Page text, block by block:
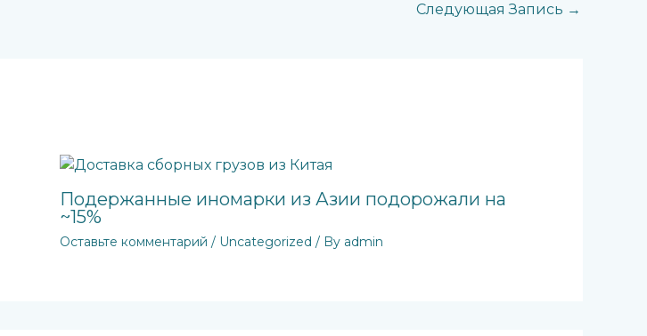
Следующая Запись →
Подержанные иномарки из Азии подорожали на
~15%
Оставьте комментарий / Uncategorized / By admin